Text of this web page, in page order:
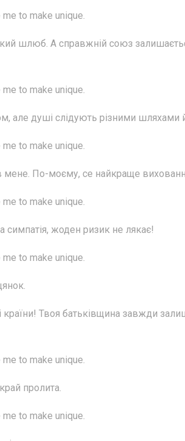
to make unique.
шлюб. А справжній союз
to make unique.
але душі слідують різними шляхами
to make unique.
мене. По-моєму, се найкраще
to make unique.
жоден ризик не лякає!
to make unique.
Твоя батьківщина завжди
to make unique.
пролита.
to make unique.